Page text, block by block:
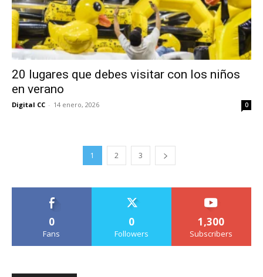
20 lugares que debes visitar con los niños
en verano
Digital CC - 14 enero, 2026 0
1 2 3
0
Fans
0
Followers
1,300
Subscribers